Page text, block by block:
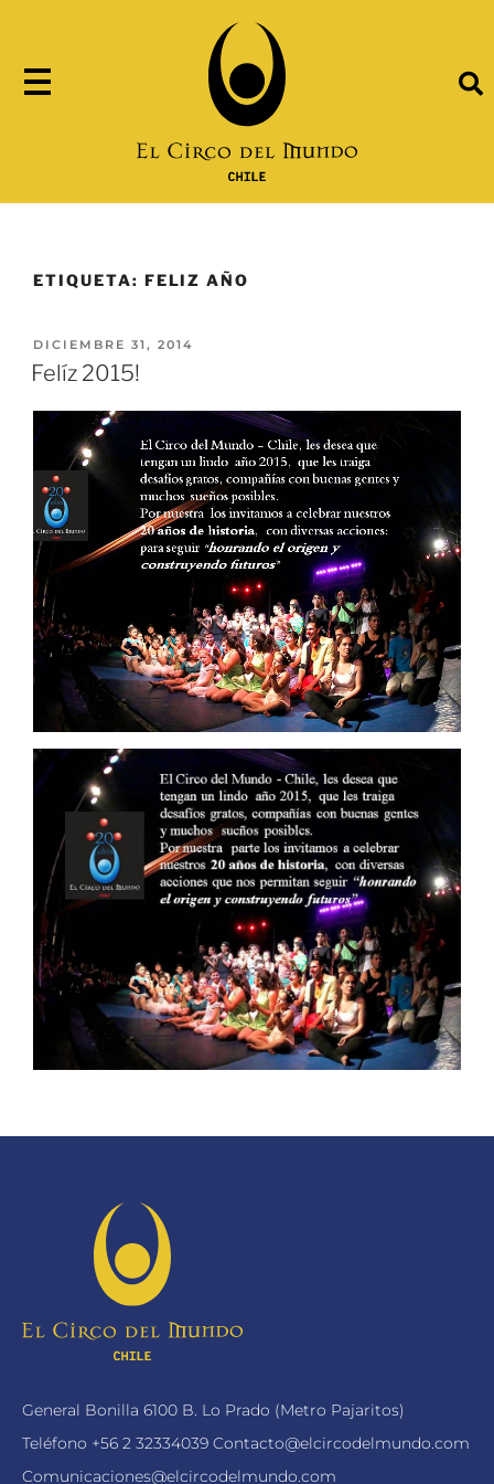
ETIQUETA: FELIZ AÑO
DICIEMBRE 31, 2014
Felíz 2015!
General Bonilla 6100 B. Lo Prado (Metro Pajaritos)
Teléfono +56 2 32334039 Contacto@elcircodelmundo.com
Comunicaciones@elcircodelmundo.com